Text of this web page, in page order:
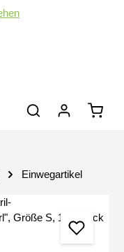
Einwegartikel